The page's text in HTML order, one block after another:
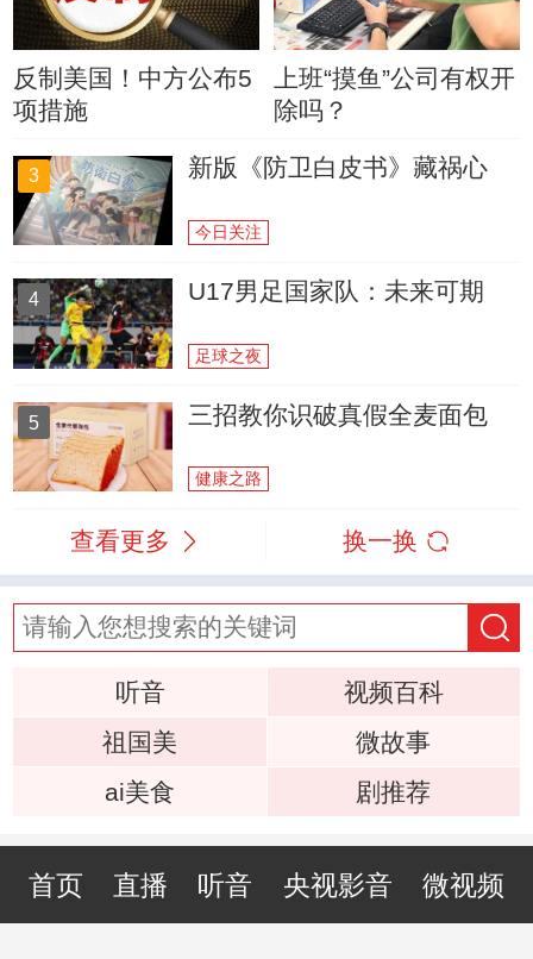
反制美国！中方公布5
项措施
上班“摸鱼”公司有权开
除吗？
3 新版《防卫白皮书》藏祸心
今日关注
4 U17男足国家队：未来可期
足球之夜
5 三招教你识破真假全麦面包
健康之路
查看更多 换一换
听音
视频百科
祖国美
微故事
ai美食
剧推荐
首页 直播 听音 央视影音 微视频